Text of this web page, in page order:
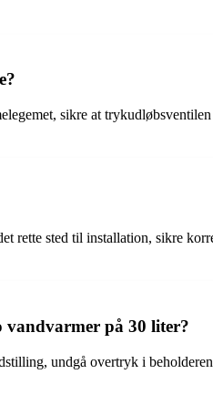
sikre at
sted til installation, sikre
på 30 liter?
undgå overtryk i